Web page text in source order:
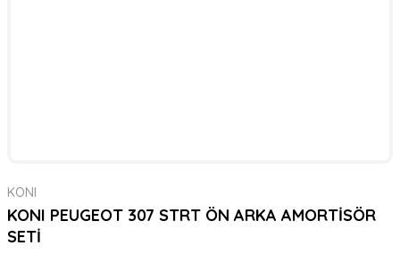
KONI
KONI PEUGEOT 307 STRT ÖN ARKA AMORTİSÖR
SETİ